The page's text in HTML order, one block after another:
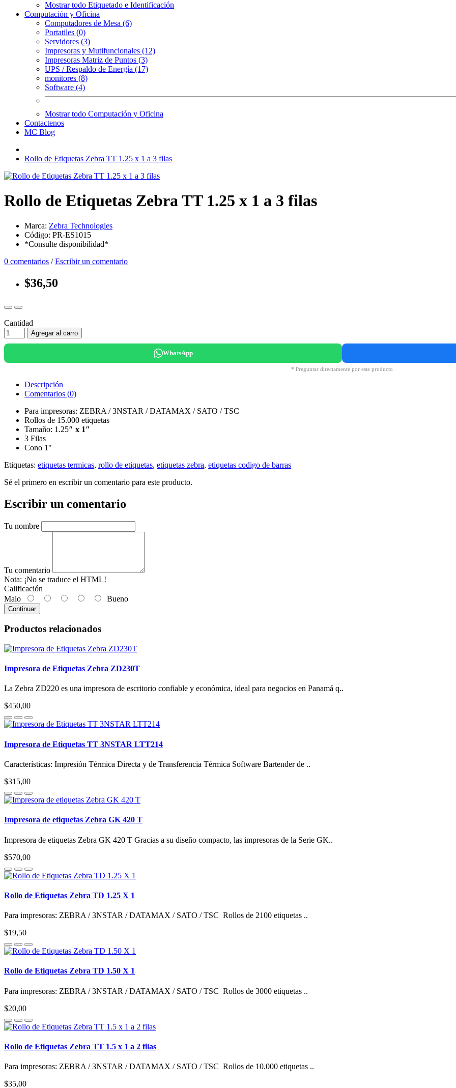
Mostrar todo Etiquetado e Identificación
Computación y Oficina
Computadores de Mesa (6)
Portatiles (0)
Servidores (3)
Impresoras y Mutifuncionales (12)
Impresoras Matriz de Puntos (3)
UPS / Respaldo de Energía (17)
monitores (8)
Software (4)
Mostrar todo Computación y Oficina
Contactenos
MC Blog
Rollo de Etiquetas Zebra TT 1.25 x 1 a 3 filas
Rollo de Etiquetas Zebra TT 1.25 x 1 a 3 filas
Marca: Zebra Technologies
Código: PR-ES1015
*Consulte disponibilidad*
0 comentarios /Escribir un comentario
$36,50
Cantidad
Agregar al carro
WhatsApp
* Preguntar directamente por este producto
Descripción
Comentarios (0)
Para impresoras: ZEBRA / 3NSTAR / DATAMAX / SATO / TSC
Rollos de 15.000 etiquetas
Tamaño: 1.25″ x 1″
3 Filas
Cono 1"
Etiquetas: etiquetas termicas, rollo de etiquetas, etiquetas zebra, etiquetas codigo de barras
Sé el primero en escribir un comentario para este producto.
Escribir un comentario
Tu nombre
Tu comentario
Nota: ¡No se traduce el HTML!
Calificación
Malo
Bueno
Continuar
Productos relacionados
Impresora de Etiquetas Zebra ZD230T
La Zebra ZD220 es una impresora de escritorio confiable y económica, ideal para negocios en Panamá q..
$450,00
Impresora de Etiquetas TT 3NSTAR LTT214
Características: Impresión Térmica Directa y de Transferencia Térmica Software Bartender de ..
$315,00
Impresora de etiquetas Zebra GK 420 T
Impresora de etiquetas Zebra GK 420 T Gracias a su diseño compacto, las impresoras de la Serie GK..
$570,00
Rollo de Etiquetas Zebra TD 1.25 X 1
Para impresoras: ZEBRA / 3NSTAR / DATAMAX / SATO / TSC Rollos de 2100 etiquetas ..
$19,50
Rollo de Etiquetas Zebra TD 1.50 X 1
Para impresoras: ZEBRA / 3NSTAR / DATAMAX / SATO / TSC Rollos de 3000 etiquetas ..
$20,00
Rollo de Etiquetas Zebra TT 1.5 x 1 a 2 filas
Para impresoras: ZEBRA / 3NSTAR / DATAMAX / SATO / TSC Rollos de 10.000 etiquetas ..
$35,00